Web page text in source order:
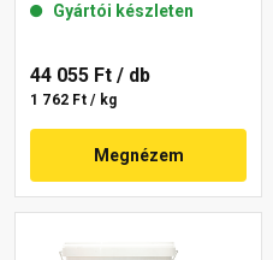
Gyártói készleten
44 055 Ft / db
1 762 Ft / kg
Megnézem